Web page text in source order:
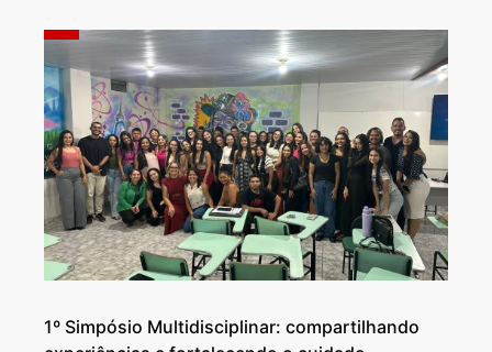
1º Simpósio Multidisciplinar: compartilhando